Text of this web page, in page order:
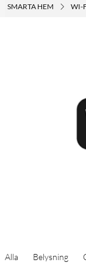
SMARTA HEM WI-
Alla Belysning